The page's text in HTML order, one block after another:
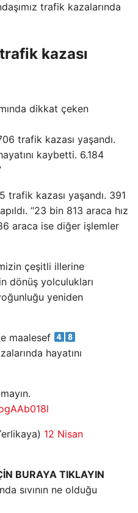
trafik kazalarında
kazası
dikkat çeken
trafik kazası yaşandı.
kaybetti. 6.184
trafik kazası yaşandı. 391
“23 bin 813 araca hız
araca ise diğer işlemler
çeşitli illerine
dönüş yolculukları
yeniden
maalesef
hayatını
12 Nisan
BURAYA TIKLAYIN